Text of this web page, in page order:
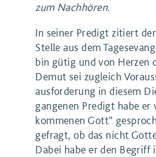
zum Nachhören.
In sei­ner Pre­digt zitiert
Stel­le aus dem
bin gütig und von Her­zen
Demut sei zugleich
aus­for­de­rung in die­sem
gan­ge­nen Pre­digt habe er
kom­me­nen Gott“
gefragt, ob das nicht
Dabei habe er den